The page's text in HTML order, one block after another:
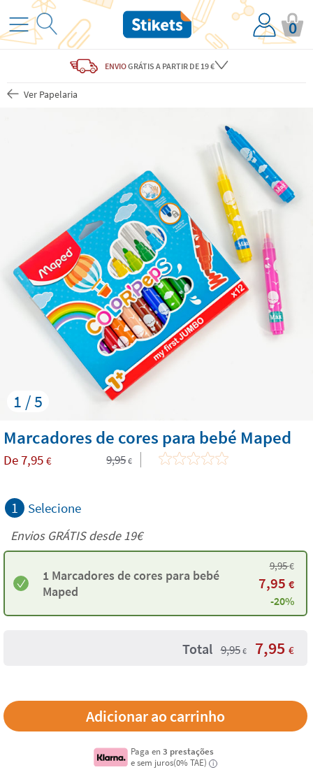
0
ENVIOGRÁTIS A PARTIR DE 19 €
Ver Papelaria
1 / 5
Marcadores de cores para bebé Maped
De7,95 € 9,95 €
1 Selecione
Envios GRÁTIS desde 19€
1 Marcadores de cores para bebé
Maped
9,95€
7,95 €
-20%
Total 9,95 € 7,95 €
Paga en3 prestações
e sem juros(0% TAE)
i